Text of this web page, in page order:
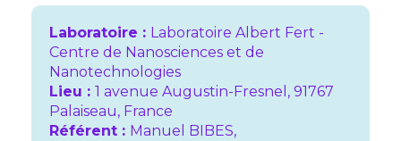
Laboratoire : Laboratoire Albert Fert -
Centre de Nanosciences et de
Nanotechnologies
Lieu : 1 avenue Augustin-Fresnel, 91767
Palaiseau, France
Référent : Manuel BIBES,